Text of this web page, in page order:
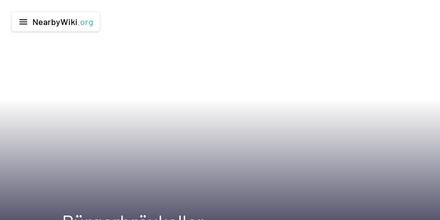
menu NearbyWiki .org